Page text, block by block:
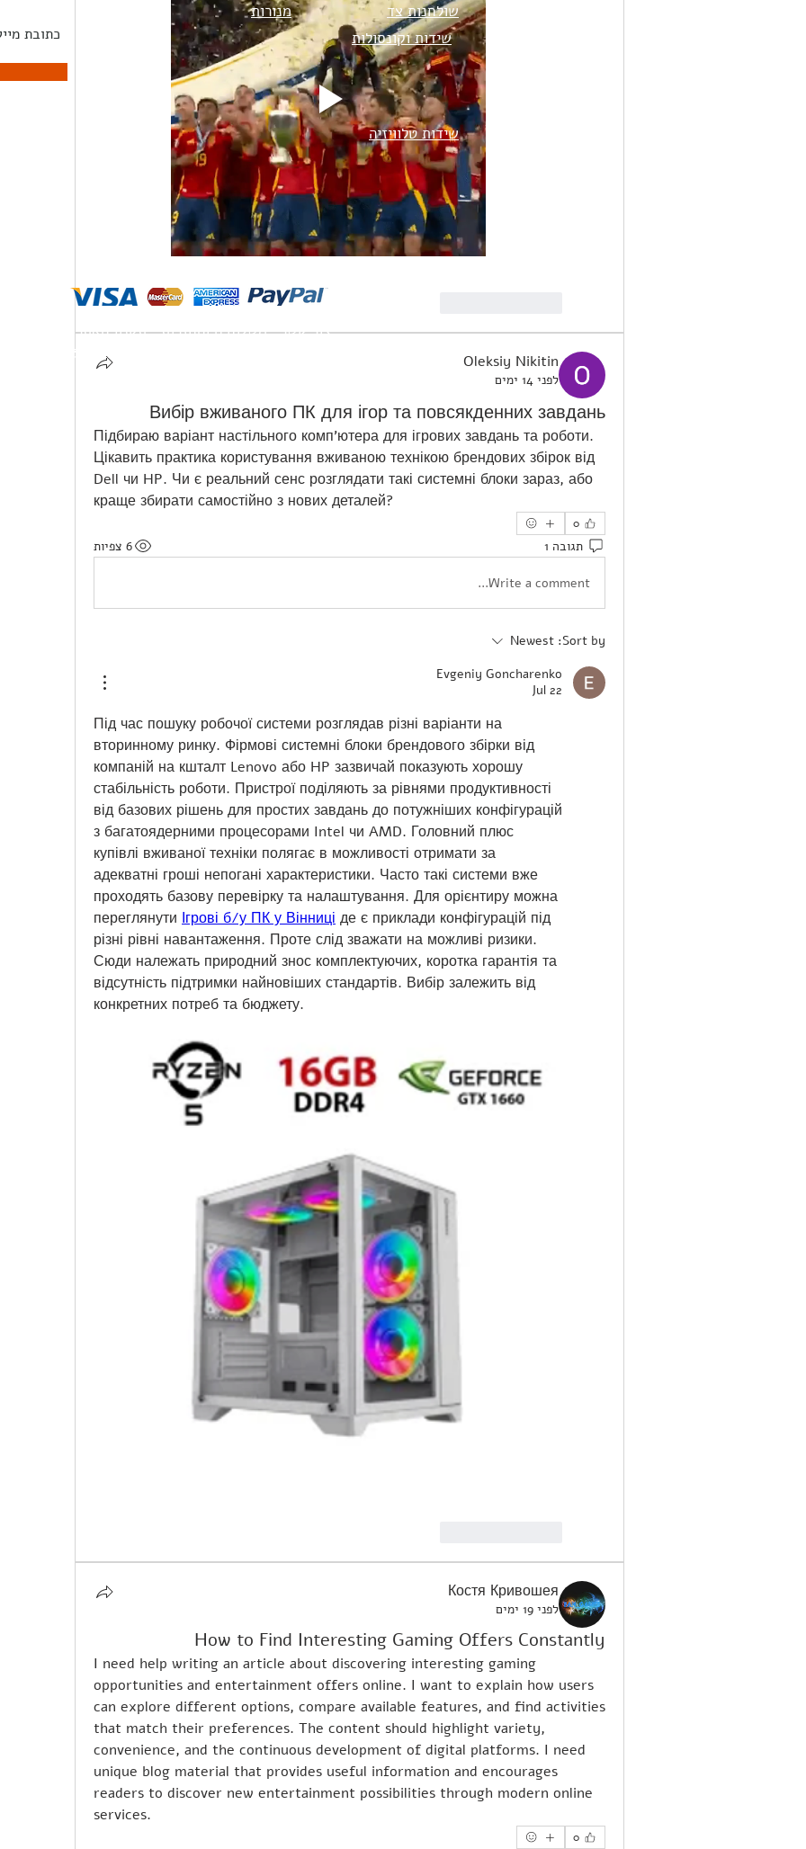
Oleksiy Nikitin
לפני 14 ימים
Вибір вживаного ПК для ігор та повсякденних завдань
Підбираю варіант настільного комп'ютера для ігрових завдань та роботи.
Цікавить практика користування вживаною технікою брендових збірок від
Dell чи HP. Чи є реальний сенс розглядати такі системні блоки зараз, або
краще збирати самостійно з нових деталей?
0
תגובה 1 6 צפיות
Write a comment...
Sort by:
Newest
Evgeniy Goncharenko
Jul 22
Під час пошуку робочої системи розглядав різні варіанти на
вторинному ринку. Фірмові системні блоки брендового збірки від
компаній на кшталт Lenovo або HP зазвичай показують хорошу
стабільність роботи. Пристрої поділяють за рівнями продуктивності
від базових рішень для простих завдань до потужніших конфігурацій
з багатоядерними процесорами Intel чи AMD. Головний плюс
купівлі вживаної техніки полягає в можливості отримати за
адекватні гроші непогані характеристики. Часто такі системи вже
проходять базову перевірку та налаштування. Для орієнтиру можна
переглянути Ігрові б/у ПК у Вінниці де є приклади конфігурацій під
різні рівні навантаження. Проте слід зважати на можливі ризики.
Сюди належать природний знос комплектуючих, коротка гарантія та
відсутність підтримки найновіших стандартів. Вибір залежить від
конкретних потреб та бюджету.
Костя Кривошея
לפני 19 ימים
How to Find Interesting Gaming Offers Constantly
I need help writing an article about discovering interesting gaming
opportunities and entertainment offers online. I want to explain how users
can explore different options, compare available features, and find activities
that match their preferences. The content should highlight variety,
convenience, and the continuous development of digital platforms. I need
unique blog material that provides useful information and encourages
readers to discover new entertainment possibilities through modern online
services.
0
מנורות
שולחנות צד
שידות וקונסולות
שידות טלוויזיה
תקנון האתר משלוחים והחזרות צור קשר
03-7797270